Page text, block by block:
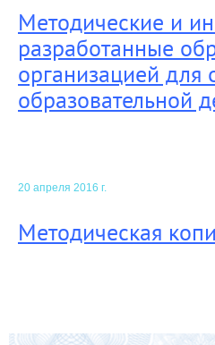
Методические и
разработанные
организацией для
образовательной
20 апреля 2016 г.
Методическая